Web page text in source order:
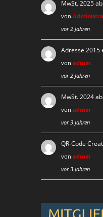
MwSt. 2025
von
vor 2 Jahren
Adresse 2015
von admin
vor 2 Jahren
MwSt. 2024
von admin
vor 3 Jahren
QR-Code
von admin
vor 3 Jahren